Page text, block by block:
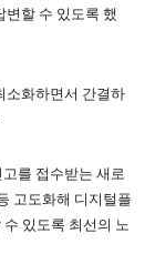
할 수 있도록 했
소화하면서 간결하
를 접수받는 새로
고도화해 디지털플
있도록 최선의 노